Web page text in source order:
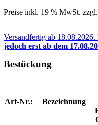
Preise inkl. 19 % MwSt. zzgl.
Versandfertig ab
jedoch erst ab dem
Bestückung
Art-Nr.: Bezeichnung